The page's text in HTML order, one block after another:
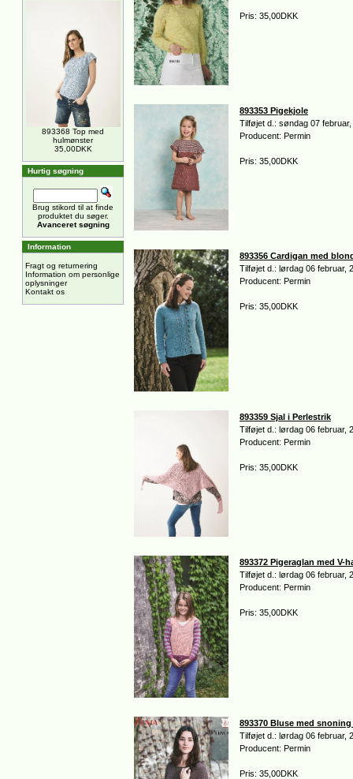
893368 Top med
hulmønster
35,00DKK
Hurtig søgning
Brug stikord til at finde
produktet du søger.
Avanceret søgning
Information
Fragt og returnering
Information om personlige
oplysninger
Kontakt os
Pris: 35,00DKK
893353 Pigekjole
Tilføjet d.: søndag 07 februar,
Producent: Permin
Pris: 35,00DKK
893356 Cardigan med
Tilføjet d.: lørdag 06 februar,
Producent: Permin
Pris: 35,00DKK
893359 Sjal i Perlestrik
Tilføjet d.: lørdag 06 februar,
Producent: Permin
Pris: 35,00DKK
893372 Pigeraglan med V-
Tilføjet d.: lørdag 06 februar,
Producent: Permin
Pris: 35,00DKK
893370 Bluse med
Tilføjet d.: lørdag 06 februar,
Producent: Permin
Pris: 35,00DKK